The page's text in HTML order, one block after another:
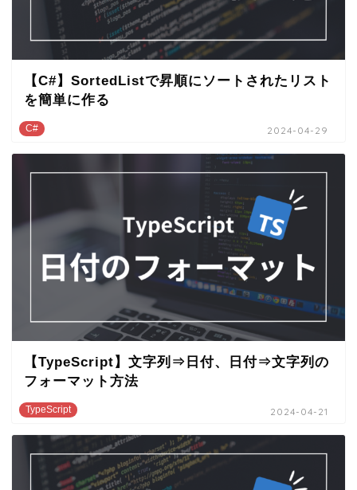
C#
【C#】SortedListで昇順にソートされたリスト
を簡単に作る
2024-04-29
TypeScript
【TypeScript】文字列⇒日付、日付⇒文字列の
フォーマット方法
2024-04-21